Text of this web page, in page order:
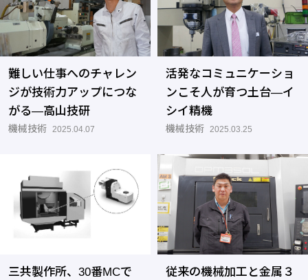
難しい仕事へのチャレン
ジが技術力アップにつな
がる―高山技研
機械技術 2025.04.07
活発なコミュニケーショ
ンこそ人が育つ土台―イ
シイ精機
機械技術 2025.03.25
三共製作所、30番MCで
従来の機械加工と金属３